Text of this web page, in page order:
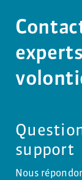
support
Nous